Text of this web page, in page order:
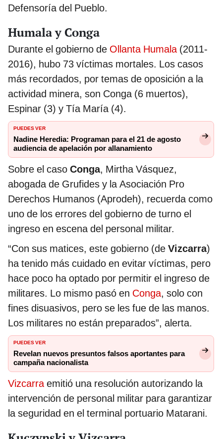
Defensoría del Pueblo.
Humala y Conga
Durante el gobierno de Ollanta Humala(2011-
2016), hubo 73 víctimas mortales. Los casos
más recordados, por temas de oposición a la
actividad minera, son Conga (6 muertos),
Espinar (3) y Tía María (4).
PUEDES VER
Nadine Heredia: Programan para el 21 de agosto
audiencia de apelación por allanamiento
Sobre el caso Conga, Mirtha Vásquez,
abogada de Grufides y la Asociación Pro
Derechos Humanos (Aprodeh), recuerda como
uno de los errores del gobierno de turno el
ingreso en escena del personal militar.
“Con sus matices, este gobierno (de Vizcarra)
ha tenido más cuidado en evitar víctimas, pero
hace poco ha optado por permitir el ingreso de
militares. Lo mismo pasó en Conga, solo con
fines disuasivos, pero se les fue de las manos.
Los militares no están preparados”, alerta.
PUEDES VER
Revelan nuevos presuntos falsos aportantes para
campaña nacionalista
Vizcarraemitió una resolución autorizando la
intervención de personal militar para garantizar
la seguridad en el terminal portuario Matarani.